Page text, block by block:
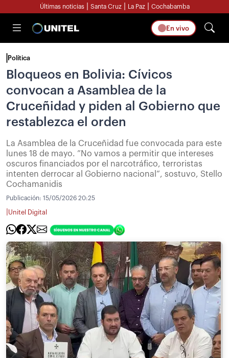
Últimas noticias Santa Cruz La Paz Cochabamba
En vivo
Política
Bloqueos en Bolivia: Cívicos
convocan a Asamblea de la
Cruceñidad y piden al Gobierno que
restablezca el orden
La Asamblea de la Cruceñidad fue convocada para este
lunes 18 de mayo. ”No vamos a permitir que intereses
oscuros financiados por el narcotráfico, terroristas
intenten derrocar al Gobierno nacional”, sostuvo, Stello
Cochamanidis
Publicación: 15/05/2026 20:25
Unitel Digital